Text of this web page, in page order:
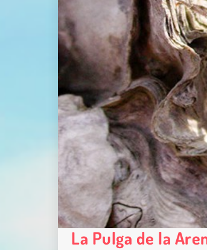
La Pulga de la